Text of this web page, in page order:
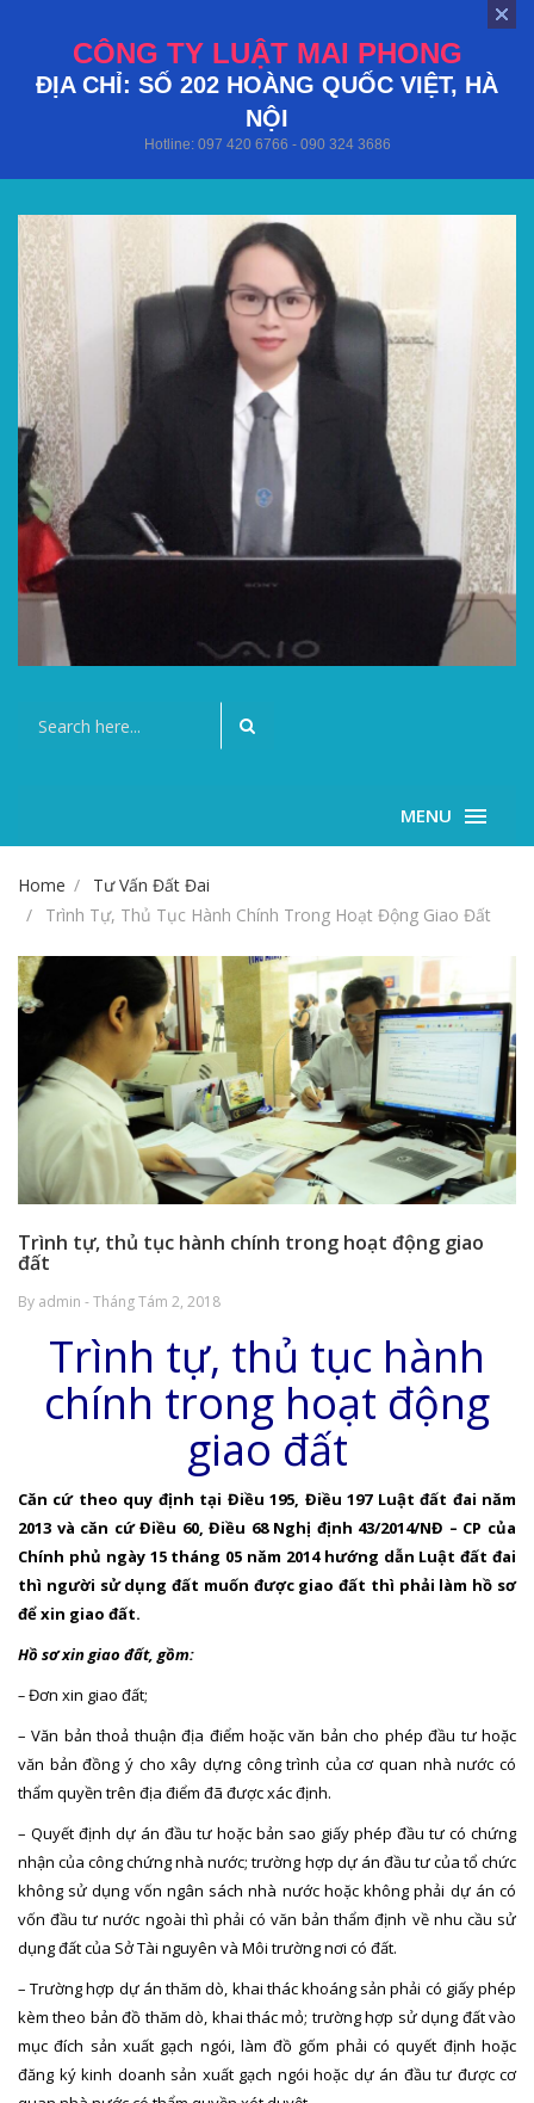
CÔNG TY LUẬT MAI PHONG
ĐỊA CHỈ: SỐ 202 HOÀNG QUỐC VIỆT, HÀ
NỘI
Hotline: 097 420 6766 - 090 324 3686
MENU
Home
Tư Vấn Đất Đai
Trình Tự, Thủ Tục Hành Chính Trong Hoạt Động Giao Đất
Trình tự, thủ tục hành chính trong hoạt động giao
đất
By admin - Tháng Tám 2, 2018
Trình tự, thủ tục hành
chính trong hoạt động
giao đất
Căn cứ theo quy định tại Điều 195, Điều 197 Luật đất đai năm
2013 và căn cứ Điều 60, Điều 68 Nghị định 43/2014/NĐ – CP của
Chính phủ ngày 15 tháng 05 năm 2014 hướng dẫn Luật đất đai
thì người sử dụng đất muốn được giao đất thì phải làm hồ sơ
để xin giao đất.
Hồ sơ xin giao đất, gồm:
–Đơn xin giao đất;
– Văn bản thoả thuận địa điểm hoặc văn bản cho phép đầu tư hoặc
văn bản đồng ý cho xây dựng công trình của cơ quan nhà nước có
thẩm quyền trên địa điểm đã được xác định.
– Quyết định dự án đầu tư hoặc bản sao giấy phép đầu tư có chứng
nhận của công chứng nhà nước; trường hợp dự án đầu tư của tổ chức
không sử dụng vốn ngân sách nhà nước hoặc không phải dự án có
vốn đầu tư nước ngoài thì phải có văn bản thẩm định về nhu cầu sử
dụng đất của Sở Tài nguyên và Môi trường nơi có đất.
– Trường hợp dự án thăm dò, khai thác khoáng sản phải có giấy phép
kèm theo bản đồ thăm dò, khai thác mỏ; trường hợp sử dụng đất vào
mục đích sản xuất gạch ngói, làm đồ gốm phải có quyết định hoặc
đăng ký kinh doanh sản xuất gạch ngói hoặc dự án đầu tư được cơ